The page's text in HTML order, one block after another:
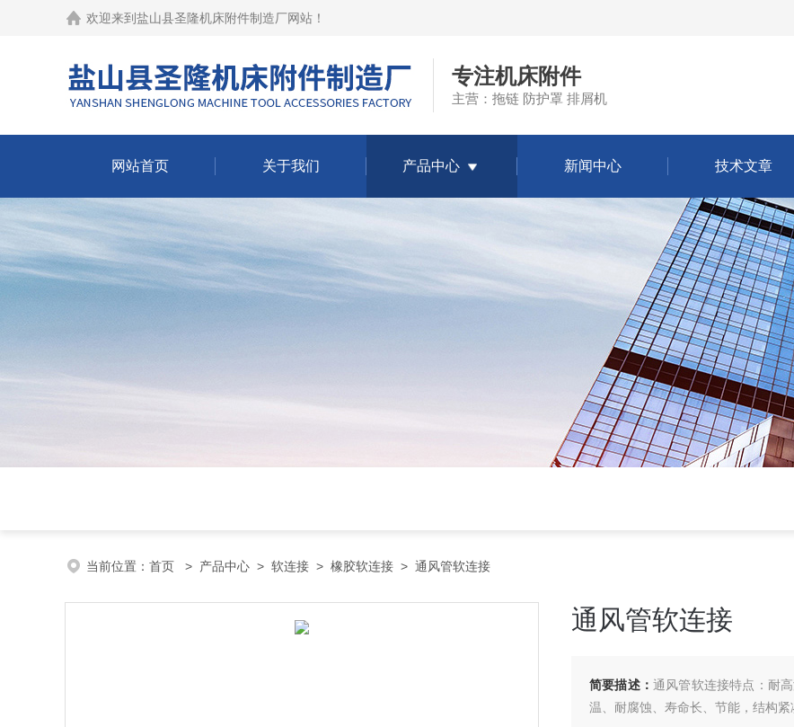
欢迎来到 盐山县圣隆机床附件制造厂网站 ！
专注机床附件
主营：拖链 防护罩 排屑机
网站首页 关于我们 产品中心 新闻中心 技术文章
当前位置： 首页 > 产品中心 > 软连接 > 橡胶软连接 > 通风管软连接
通风管软连接
简要描述： 通风管软连接特点：耐
温、耐腐蚀、寿命长、节能，结构紧